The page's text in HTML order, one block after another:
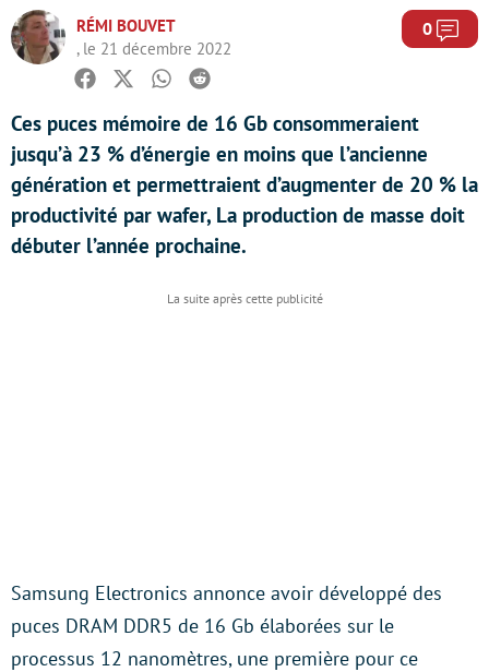
RÉMI BOUVET
, le 21 décembre 2022
0
Facebook
TwitterWhatsapp
Reddit
Ces puces mémoire de 16 Gb consommeraient
jusqu’à 23 % d’énergie en moins que l’ancienne
génération et permettraient d’augmenter de 20 % la
productivité par wafer, La production de masse doit
débuter l’année prochaine.
Samsung Electronics annonce avoir développé des
puces DRAM DDR5 de 16 Gb élaborées sur le
processus 12 nanomètres, une première pour ce